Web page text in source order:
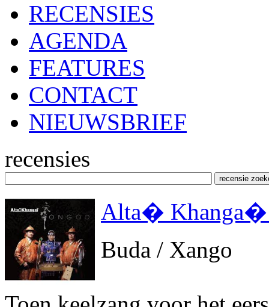
RECENSIES
AGENDA
FEATURES
CONTACT
NIEUWSBRIEF
recensies
Alta� Khanga�
Buda / Xango